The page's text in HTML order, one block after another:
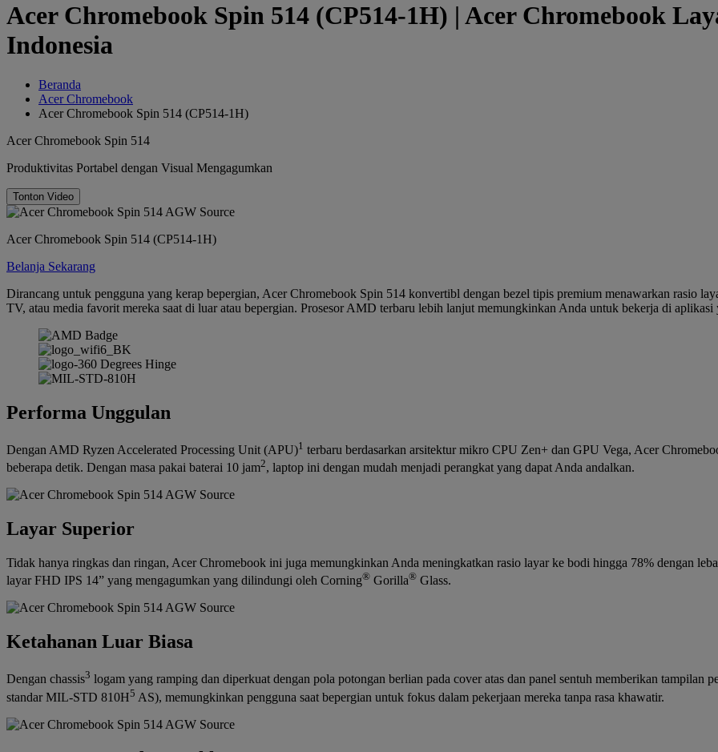
Acer Chromebook Spin 514 (CP514-1H) | Acer Chromebook
Indonesia
Beranda
Acer Chromebook
Acer Chromebook Spin 514 (CP514-1H)
Acer Chromebook Spin 514
Produktivitas Portabel dengan Visual Mengagumkan
Tonton Video
Acer Chromebook Spin 514 (CP514-1H)
Belanja Sekarang
Dirancang untuk pengguna yang kerap bepergian, Acer Chromebook Spin 514 konvertibl dengan bezel tipis premium menawarkan rasio
TV, atau media favorit mereka saat di luar atau bepergian. Prosesor AMD terbaru lebih lanjut memungkinkan Anda untuk bekerja di
Performa Unggulan
Dengan AMD Ryzen Accelerated Processing Unit (APU)1 terbaru berdasarkan arsitektur mikro CPU Zen+ dan GPU Vega, Acer
beberapa detik. Dengan masa pakai baterai 10 jam2, laptop ini dengan mudah menjadi perangkat yang dapat Anda andalkan.
Layar Superior
Tidak hanya ringkas dan ringan, Acer Chromebook ini juga memungkinkan Anda meningkatkan rasio layar ke bodi hingga 78% dengan
layar FHD IPS 14” yang mengagumkan yang dilindungi oleh Corning® Gorilla® Glass.
Ketahanan Luar Biasa
Dengan chassis3 logam yang ramping dan diperkuat dengan pola potongan berlian pada cover atas dan panel sentuh memberikan tampilan
standar MIL-STD 810H5 AS), memungkinkan pengguna saat bepergian untuk fokus dalam pekerjaan mereka tanpa rasa khawatir.